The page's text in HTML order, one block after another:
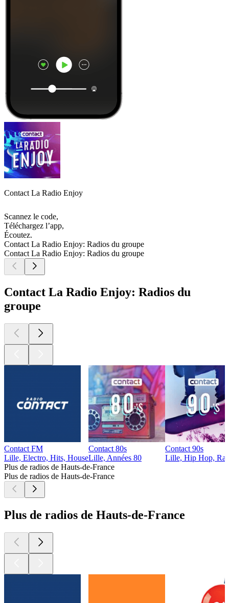
Contact La Radio Enjoy
Scannez le code,
Téléchargez l’app,
Écoutez.
Contact La Radio Enjoy: Radios du groupe
Contact La Radio Enjoy: Radios du groupe
Contact La Radio Enjoy: Radios du
groupe
Contact FM
Lille, Electro, Hits, House
Contact 80s
Lille, Années 80
Contact 90s
Lille, Hip Hop,
Plus de radios de Hauts-de-France
Plus de radios de Hauts-de-France
Plus de radios de Hauts-de-France